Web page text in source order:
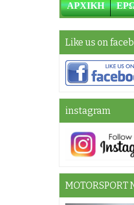
ΑΡΧΙΚΗ
Like us on
instagram
MOTORSPORT